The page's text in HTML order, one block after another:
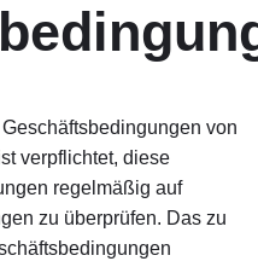
von
verpflichtet, diese
regelmäßig auf
zu überprüfen. Das zu